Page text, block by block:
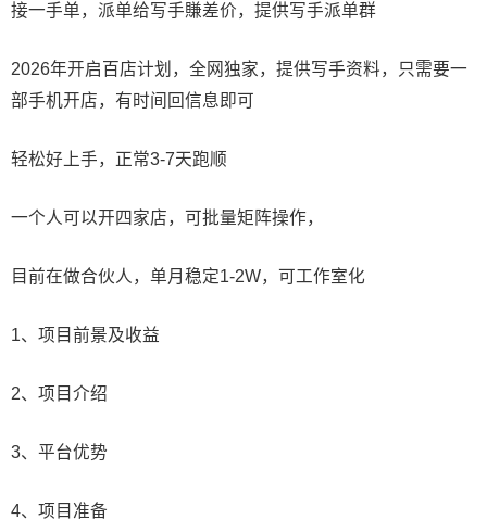
接一手单，派单给写手賺差价，提供写手派单群
2026年开启百店计划，全网独家，提供写手资料，只需要一
部手机开店，有时间回信息即可
轻松好上手，正常3-7天跑顺
一个人可以开四家店，可批量矩阵操作，
目前在做合伙人，单月稳定1-2W，可工作室化
1、项目前景及收益
2、项目介绍
3、平台优势
4、项目准备